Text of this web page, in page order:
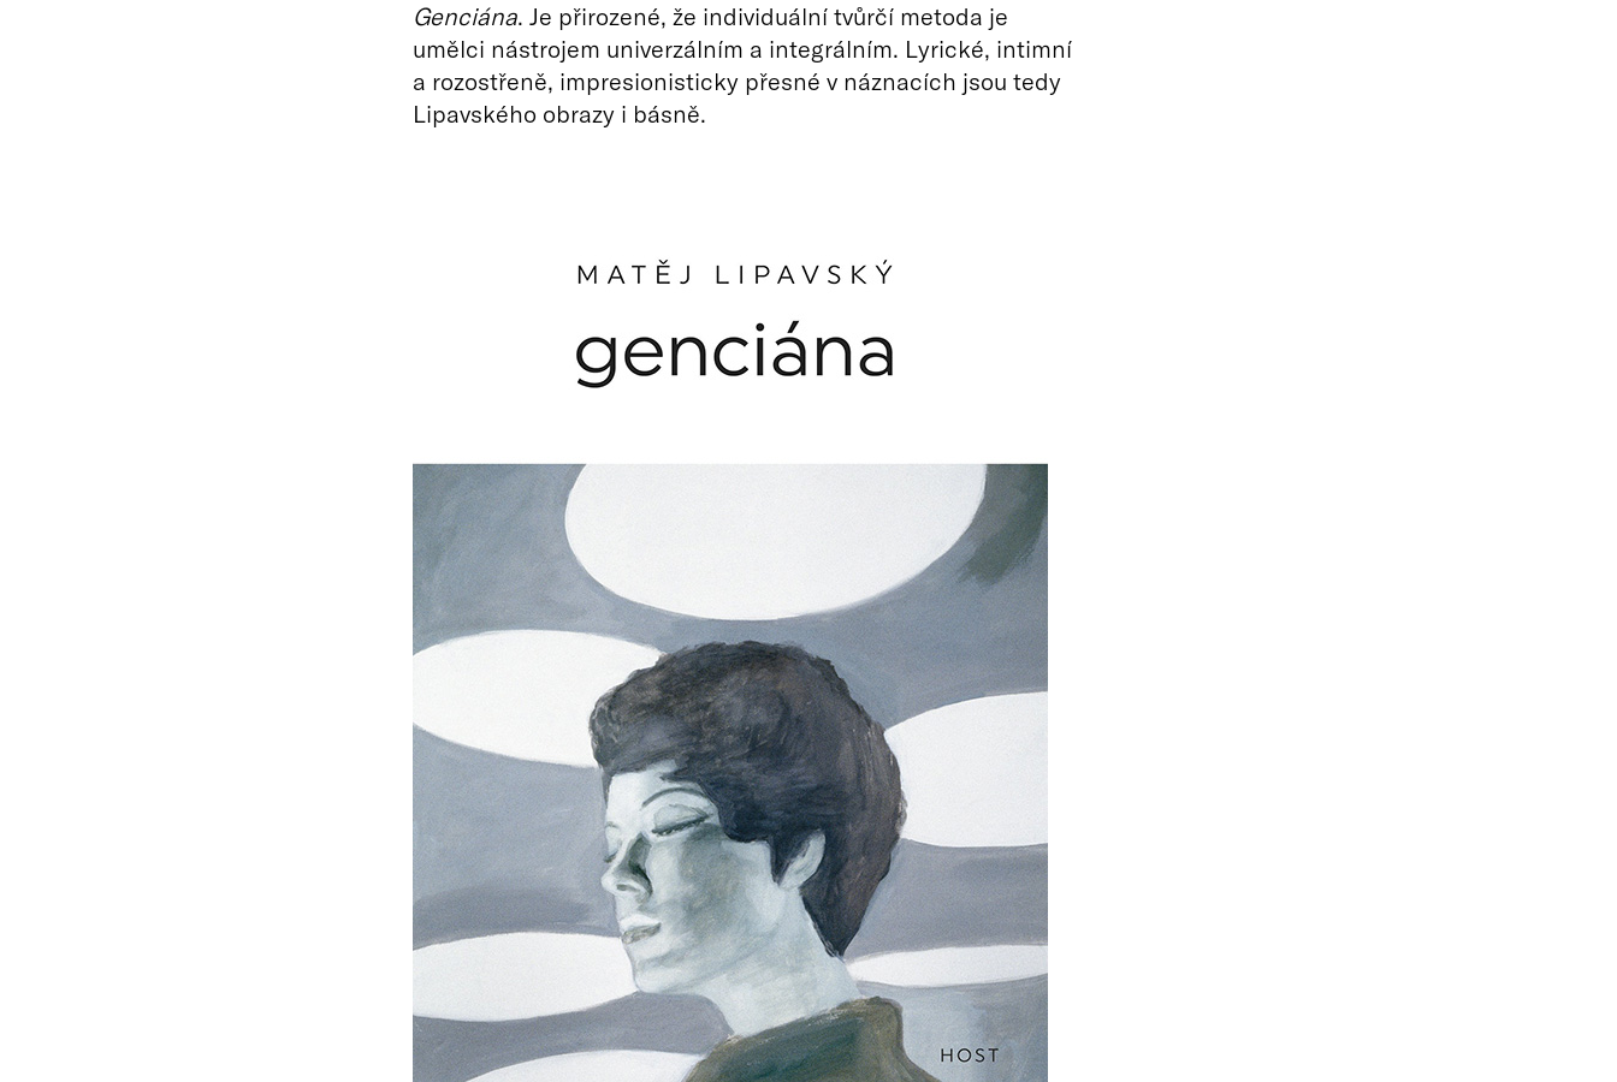
Genciána. Je přirozené, že individuální tvůrčí metoda je
umělci nástrojem univerzálním a integrálním. Lyrické, intimní
a rozostřeně, impresionisticky přesné v náznacích jsou tedy
Lipavského obrazy i básně.